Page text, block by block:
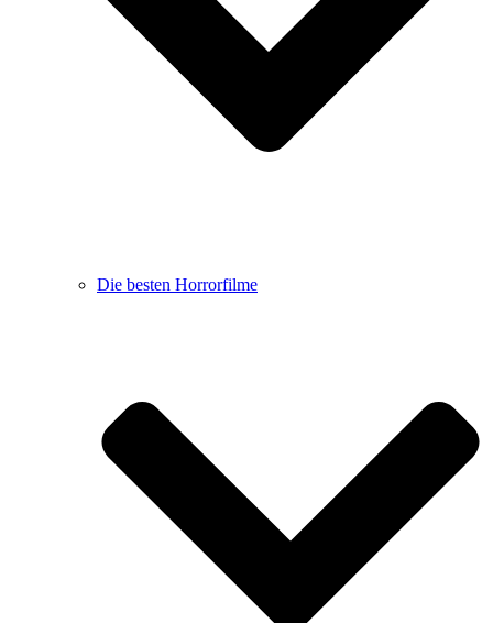
Die besten Horrorfilme